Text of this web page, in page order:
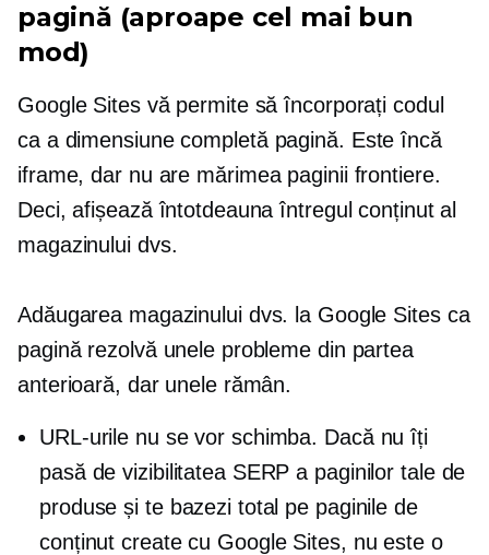
pagină (aproape cel mai bun
mod)
Google Sites vă permite să încorporați codul
ca a dimensiune completăpagină. Este încă
iframe, dar nu are mărimea paginiifrontiere.
Deci, afișează întotdeauna întregul conținut al
magazinului dvs.
Adăugarea magazinului dvs. la Google Sites ca
pagină rezolvă unele probleme din partea
anterioară, dar unele rămân.
URL-urile nu se vor schimba. Dacă nu îți
pasă de vizibilitatea SERP a paginilor tale de
produse și te bazezi total pe paginile de
conținut create cu Google Sites, nu este o